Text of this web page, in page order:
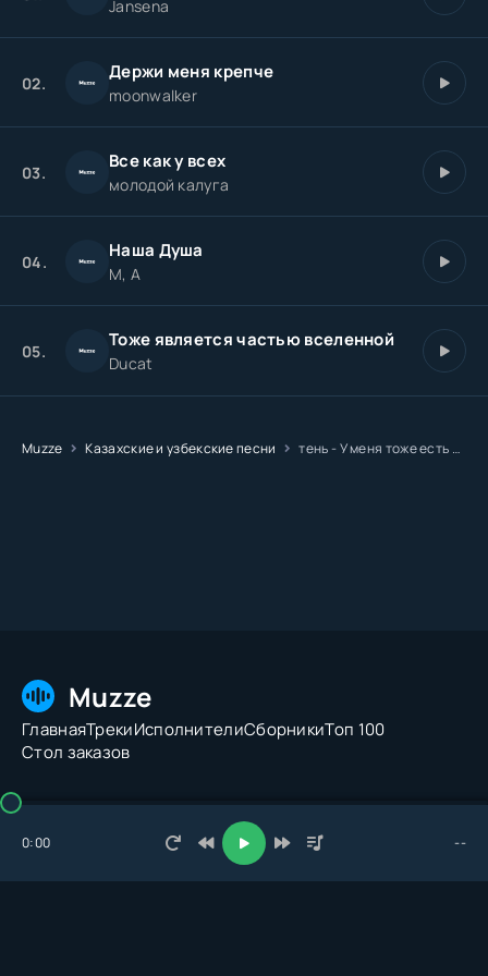
Jansena
02. Держи меня крепче
moonwalker
03. Все как у всех
молодой калуга
04. Наша Душа
M, A
05. Тоже является частью вселенной
Ducat
Muzze Казахские и узбекские песни тень - У меня тоже есть душа
Muzze
ГлавнаяТрекиИсполнителиСборникиТоп 100
Стол заказов
© 2026 Muzze.net. Все права защищены. Администрация:
0:00 --